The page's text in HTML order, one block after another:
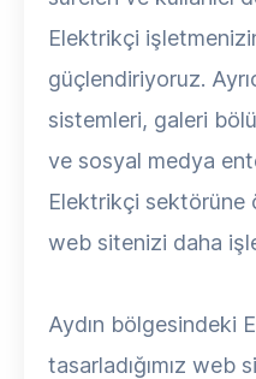
Elektrikçi
güçlendiriyoruz.
sistemleri, galeri
ve sosyal medya
Elektrikçi sektörüne
web sitenizi daha
Aydın bölgesindeki
tasarladığımız web